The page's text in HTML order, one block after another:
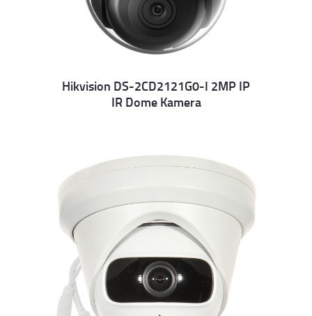
Details
Hikvision DS-2CD2121G0-I 2MP IP
IR Dome Kamera